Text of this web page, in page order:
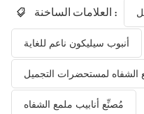
العلامات الساخنة :
أنبوب سيليكون ناعم للغاية
الشفاه لمستحضرات التجميل
مُصنِّع أنابيب ملمع الشفاه